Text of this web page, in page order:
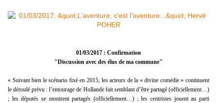
01/03/2017 : Confirmation
"Discussion avec des élus de ma commune"
« Suivant bien le scénario fixé en 2015, les acteurs de la « divine comédie » continuent
le déroulé prévu : l’entourage de Hollande fait semblant d’être partagé (officiellement…)
; les députés se montrent partagés (officiellement…) ; les centristes jouent au parti